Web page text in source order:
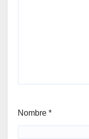
Nombre *